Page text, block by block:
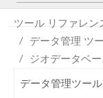
ツール リファレン
データ管理 ツ
ジオデータベ
データ管理ツー